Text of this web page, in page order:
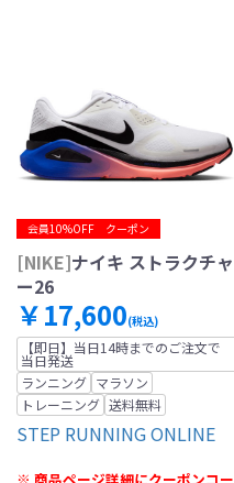
会員10%OFF クーポン
[NIKE]ナイキ ストラクチャ
ー26
￥17,600(税込)
【即日】当日14時までのご注文で
当日発送
ランニング マラソン
トレーニング 送料無料
STEP RUNNING ONLINE